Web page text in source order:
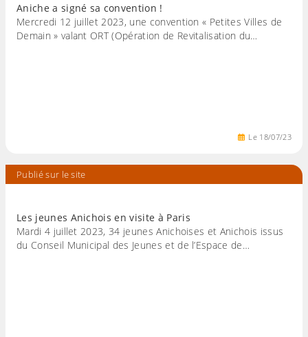
Aniche a signé sa convention !
Mercredi 12 juillet 2023, une convention « Petites Villes de
Demain » valant ORT (Opération de Revitalisation du…
Le 18/07/23
Publié sur le site
Les jeunes Anichois en visite à Paris
Mardi 4 juillet 2023, 34 jeunes Anichoises et Anichois issus
du Conseil Municipal des Jeunes et de l’Espace de…